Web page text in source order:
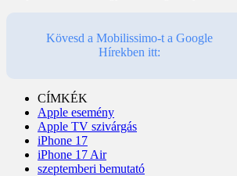
Kövesd a Mobilissimo-t a Google
Hírekben itt:
CÍMKÉK
Apple esemény
Apple TV szivárgás
iPhone 17
iPhone 17 Air
szeptemberi bemutató